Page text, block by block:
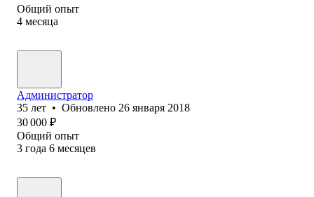
Общий опыт
4 месяца
Администратор
35 лет • Обновлено 26 января 2018
30 000 ₽
Общий опыт
3 года 6 месяцев